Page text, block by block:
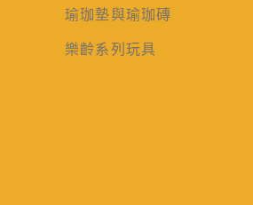
瑜珈墊與瑜珈磚
樂齡系列玩具